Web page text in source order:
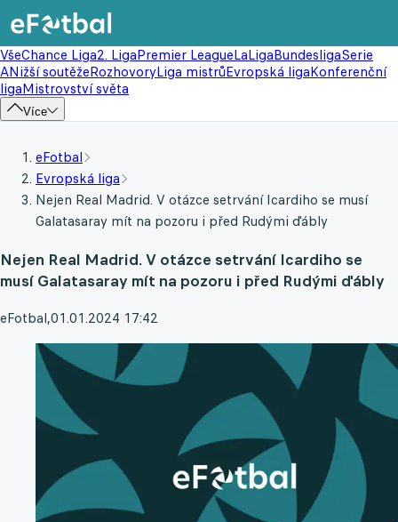
VšeChance Liga2. LigaPremier LeagueLaLigaBundesligaSerie
ANižší soutěžeRozhovoryLiga mistrůEvropská ligaKonferenční
ligaMistrovství světa
Více
eFotbal
Evropská liga
Nejen Real Madrid. V otázce setrvání Icardiho se musí
Galatasaray mít na pozoru i před Rudými ďábly
Nejen Real Madrid. V otázce setrvání Icardiho se
musí Galatasaray mít na pozoru i před Rudými ďábly
eFotbal,01.01.2024 17:42